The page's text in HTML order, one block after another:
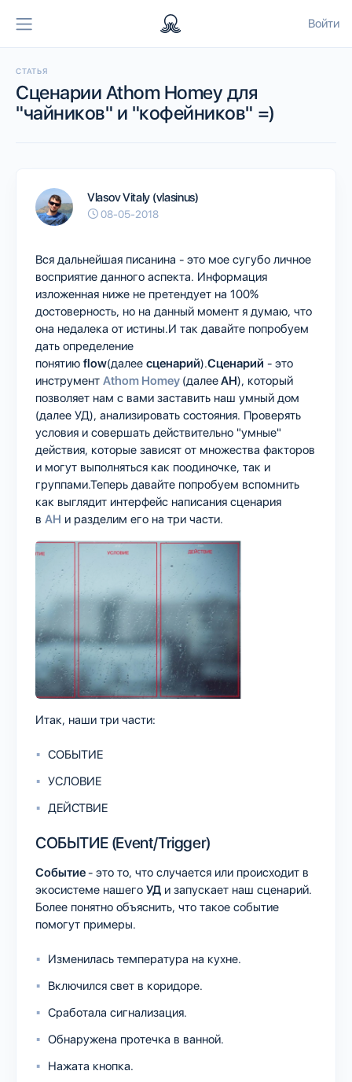
Войти
СТАТЬЯ
Сценарии Athom Homey для
"чайников" и "кофейников" =)
Vlasov Vitaly (vlasinus)
08-05-2018
Вся дальнейшая писанина - это мое сугубо личное
восприятие данного аспекта. Информация
изложенная ниже не претендует на 100%
достоверность, но на данный момент я думаю, что
она недалека от истины.И так давайте попробуем
дать определение
понятию flow(далее сценарий).Сценарий - это
инструмент Athom Homey (далееAH), который
позволяет нам с вами заставить наш умный дом
(далее УД), анализировать состояния. Проверять
условия и совершать действительно "умные"
действия, которые зависят от множества факторов
и могут выполняться как поодиночке, так и
группами.Теперь давайте попробуем вспомнить
как выглядит интерфейс написания сценария
в AH и разделим его на три части.
Итак, наши три части:
СОБЫТИЕ
УСЛОВИЕ
ДЕЙСТВИЕ
СОБЫТИЕ (Event/Trigger)
Событие- это то, что случается или происходит в
экосистеме нашего УД и запускает наш сценарий.
Более понятно объяснить, что такое событие
помогут примеры.
Изменилась температура на кухне.
Включился свет в коридоре.
Сработала сигнализация.
Обнаружена протечка в ванной.
Нажата кнопка.